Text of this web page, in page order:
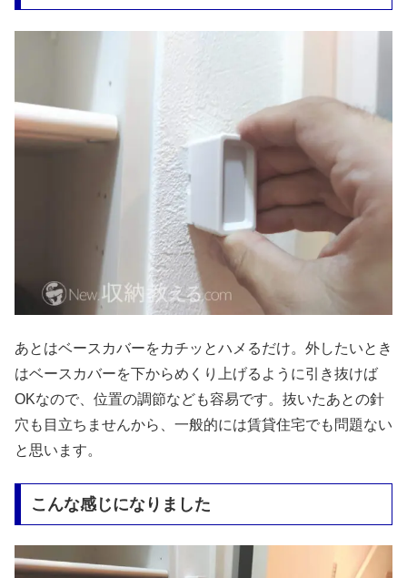
あとはベースカバーをカチッとハメるだけ。外したいとき
はベースカバーを下からめくり上げるように引き抜けば
OKなので、位置の調節なども容易です。抜いたあとの針
穴も目立ちませんから、一般的には賃貸住宅でも問題ない
と思います。
こんな感じになりました